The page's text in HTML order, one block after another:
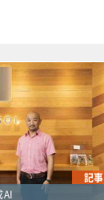
記事
AI